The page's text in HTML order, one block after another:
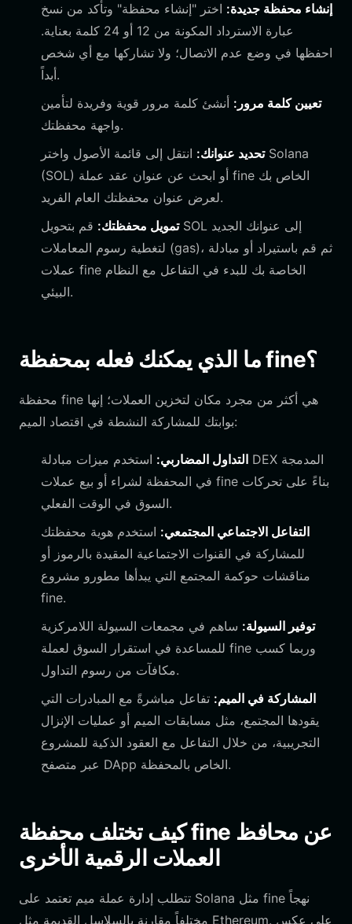
إنشاء محفظة جديدة: اختر "إنشاء محفظة" وتأكد من نسخ
عبارة الاسترداد المكونة من 12 أو 24 كلمة بعناية.
احفظها في وضع عدم الاتصال؛ ولا تشاركها مع أي شخص
أبداً.
تعيين كلمة مرور: أنشئ كلمة مرور قوية وفريدة لتأمين
واجهة محفظتك.
تحديد عنوانك: انتقل إلى قائمة الأصول واختر Solana
(SOL) أو ابحث عن عنوان عقد عملة fine الخاص بك
لعرض عنوان محفظتك العام الفريد.
تمويل محفظتك: قم بتحويل SOL إلى عنوانك الجديد
لتغطية رسوم المعاملات (gas)، ثم قم باستيراد أو مبادلة
عملات fine الخاصة بك للبدء في التفاعل مع النظام
البيئي.
ما الذي يمكنك فعله بمحفظة fine؟
محفظة fine هي أكثر من مجرد مكان لتخزين العملات؛ إنها
بوابتك للمشاركة النشطة في اقتصاد الميم:
التداول المضاربي: استخدم ميزات مبادلة DEX المدمجة
في المحفظة لشراء أو بيع عملات fine بناءً على تحركات
السوق في الوقت الفعلي.
التفاعل الاجتماعي المجتمعي: استخدم هوية محفظتك
للمشاركة في القنوات الاجتماعية المقيدة بالرموز أو
مناقشات حوكمة المجتمع التي يبدأها مطورو مشروع
fine.
توفير السيولة: ساهم في مجمعات السيولة اللامركزية
للمساعدة في استقرار السوق لعملة fine وربما كسب
مكافآت من رسوم التداول.
المشاركة في الميم: تفاعل مباشرةً مع المبادرات التي
يقودها المجتمع، مثل مسابقات الميم أو عمليات الإنزال
التجريبية، من خلال التفاعل مع العقود الذكية للمشروع
عبر متصفح DApp الخاص بالمحفظة.
كيف تختلف محفظة fine عن محافظ
العملات الرقمية الأخرى
تتطلب إدارة عملة ميم تعتمد على Solana مثل fine نهجاً
مختلفاً مقارنة بالسلاسل القديمة مثل Ethereum. على عكس